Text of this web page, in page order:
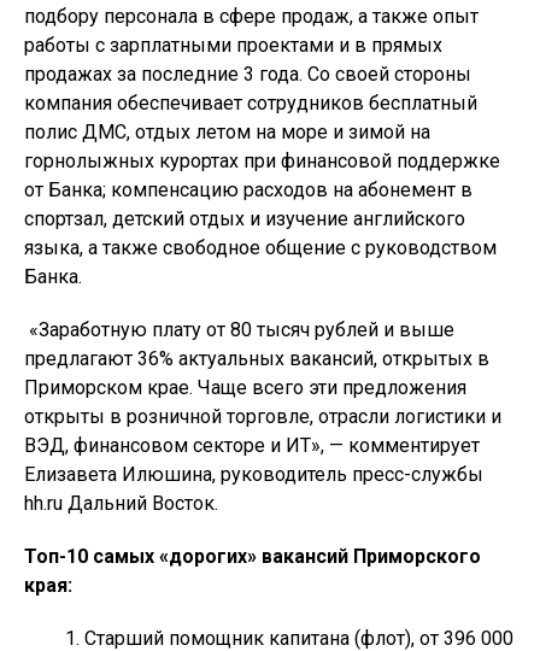
подбору персонала в сфере продаж, а также опыт
работы с зарплатными проектами и в прямых
продажах за последние 3 года. Со своей стороны
компания обеспечивает сотрудников бесплатный
полис ДМС, отдых летом на море и зимой на
горнолыжных курортах при финансовой поддержке
от Банка; компенсацию расходов на абонемент в
спортзал, детский отдых и изучение английского
языка, а также свободное общение с руководством
Банка.
«Заработную плату от 80 тысяч рублей и выше
предлагают 36% актуальных вакансий, открытых в
Приморском крае. Чаще всего эти предложения
открыты в розничной торговле, отрасли логистики и
ВЭД, финансовом секторе и ИТ», — комментирует
Елизавета Илюшина, руководитель пресс-службы
hh.ru Дальний Восток.
Топ-10 самых «дорогих» вакансий Приморского
края:
Старший помощник капитана (флот), от 396 000